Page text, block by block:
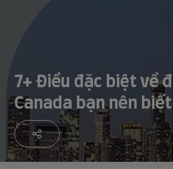
Sau khi nhận thư mời nhập học
Chuẩn bị lên đường
7+ Điều đặc biệt về
Canada bạn nên biết